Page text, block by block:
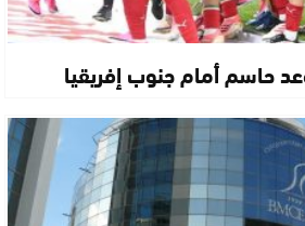
حاسم أمام جنوب إفريقيا